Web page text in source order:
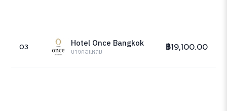
03 Hotel Once Bangkok
บางคอแหลม ฿19,100.00